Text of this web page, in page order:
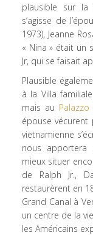
plausible sur la
s’agisse de
1973), Jeanne
« Nina » était un
Jr, qui se faisait
Plausible
à la Villa
mais au
épouse vécurent
vietnamienne
nous apportera
mieux situer
de Ralph Jr.,
restaurèrent en
Grand Canal à
un centre de la
les Américains